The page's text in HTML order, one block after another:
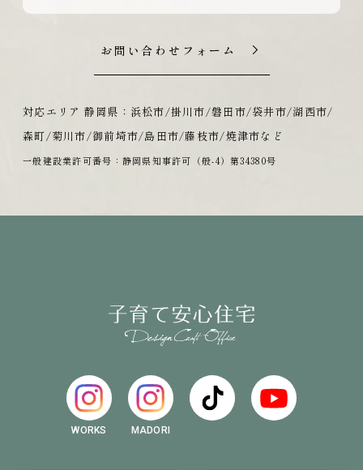
お問い合わせフォーム
対応エリア 静岡県：浜松市/掛川市/磐田市/袋井市/湖西市/
森町/菊川市/御前埼市/島田市/藤枝市/焼津市など
一般建設業許可番号：静岡県知事許可（般-4）第34380号
WORKS MADORI